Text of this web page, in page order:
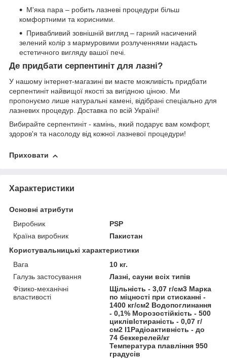
М'яка пара – робить лазневі процедури більш
комфортними та корисними.
Привабливий зовнішній вигляд – гарний насичений
зелений колір з мармуровими розлученнями надасть
естетичного вигляду вашої печі.
Де придбати серпентиніт для лазні?
У нашому інтернет-магазині ви маєте можливість придбати
серпентиніт найвищої якості за вигідною ціною. Ми
пропонуємо лише натуральні камені, відібрані спеціально для
лазневих процедур. Доставка по всій Україні!
Вибирайте серпентиніт - камінь, який подарує вам комфорт,
здоров'я та насолоду від кожної лазневої процедури!
Приховати
Характеристики
Основні атрибути
Виробник
PSP
Країна виробник
Пакистан
Користувальницькі характеристики
Вага
10 кг.
Галузь застосування
Лазні, сауни всіх типів
Фізико-механічні
властивості
Щільність - 3,07 г/см3 Марка
по міцності при стисканні -
1400 кг/см2 Водопоглинання
- 0,1% Морозостійкість - 500
циклівІстираність - 0,07 г/
см2 І1Радіоактивність - до
74 беккерелей/кг
Температура плавління 950
градусів